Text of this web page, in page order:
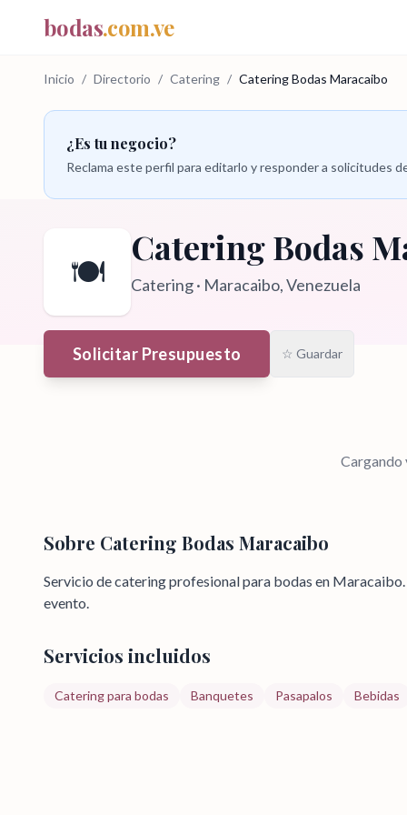
bodas.com.ve
Inicio / Directorio / Catering / Catering Bodas Maracaibo
¿Es tu negocio?
Reclama este perfil para editarlo y responder a solicitudes
🍽️
Catering Bodas
Catering· Maracaibo, Venezuela
Solicitar Presupuesto ☆ Guardar
Cargando
Sobre Catering Bodas Maracaibo
Servicio de catering profesional para bodas en
evento.
Servicios incluidos
Catering para bodas Banquetes Pasapalos Bebidas